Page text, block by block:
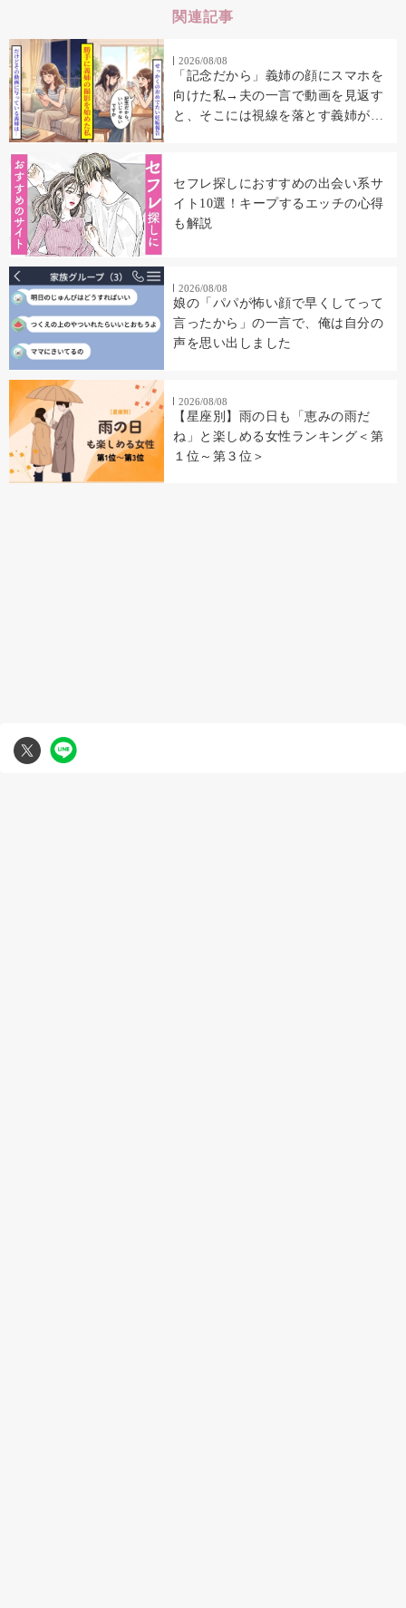
関連記事
2026/08/08
「記念だから」義姉の顔にスマホを
向けた私→夫の一言で動画を見返す
と、そこには視線を落とす義姉が映
セフレ探しにおすすめの出会い系サ
イト10選！キープするエッチの心得
も解説
2026/08/08
娘の「パパが怖い顔で早くしてって
言ったから」の一言で、俺は自分の
声を思い出しました
2026/08/08
【星座別】雨の日も「恵みの雨だ
ね」と楽しめる女性ランキング＜第
１位～第３位＞